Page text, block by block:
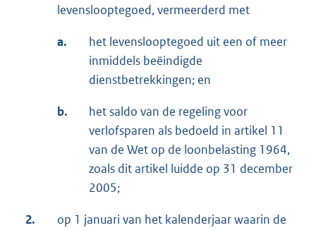
levenslooptegoed, vermeerderd met
a.
het levenslooptegoed uit een of meer
inmiddels beëindigde
dienstbetrekkingen; en
b.
het saldo van de regeling voor
verlofsparen als bedoeld in artikel 11
van de Wet op de loonbelasting 1964,
zoals dit artikel luidde op 31 december
2005;
2.
op 1 januari van het kalenderjaar waarin de